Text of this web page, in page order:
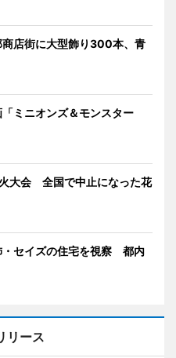
店街に大型飾り300本、青
ミニオンズ＆モンスター
大会 全国で中止になった花
・セイズの住宅を視察 都内
リース